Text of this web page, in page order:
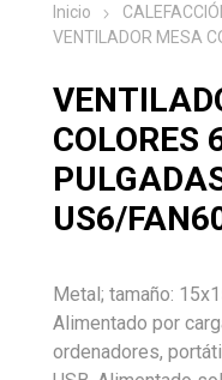
Inicio
VENTILADOR MESA
COLORES
US6/
Metal; tamaño:
Alimentado por
ordenadores,